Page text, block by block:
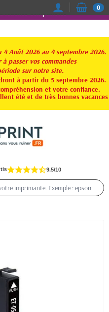
Compatibles
Août 2026 au 4 septembre 2026.
passer vos commandes
sur notre site.
à partir du 5 septembre 2026.
et votre confiance.
été et de très bonnes vacances
0
9.5/10